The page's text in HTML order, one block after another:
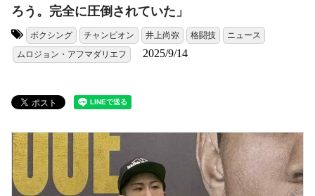
ろう。完全に圧倒されていた」
ボクシング チャンピオン 井上尚弥 格闘技
ニュース
ムロジョン・アフマダリエフ
2025/9/14